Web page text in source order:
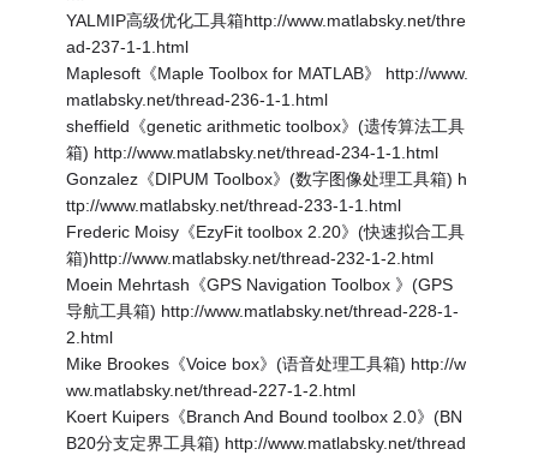
YALMIP高级优化工具箱http://www.matlabsky.net/thre
ad-237-1-1.html
Maplesoft《Maple Toolbox for MATLAB》 http://www.
matlabsky.net/thread-236-1-1.html
sheffield《genetic arithmetic toolbox》(遗传算法工具
箱) http://www.matlabsky.net/thread-234-1-1.html
Gonzalez《DIPUM Toolbox》(数字图像处理工具箱) h
ttp://www.matlabsky.net/thread-233-1-1.html
Frederic Moisy《EzyFit toolbox 2.20》(快速拟合工具
箱)http://www.matlabsky.net/thread-232-1-2.html
Moein Mehrtash《GPS Navigation Toolbox 》(GPS
导航工具箱) http://www.matlabsky.net/thread-228-1-
2.html
Mike Brookes《Voice box》(语音处理工具箱) http://w
ww.matlabsky.net/thread-227-1-2.html
Koert Kuipers《Branch And Bound toolbox 2.0》(BN
B20分支定界工具箱) http://www.matlabsky.net/thread